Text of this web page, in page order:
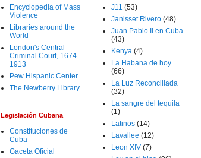
Encyclopedia of Mass
Violence
Libraries around the
World
London's Central
Criminal Court, 1674 -
1913
Pew Hispanic Center
The Newberry Library
Legislación Cubana
Constituciones de
Cuba
Gaceta Oficial
J11 (53)
Janisset Rivero (48)
Juan Pablo II en Cuba
(43)
Kenya (4)
La Habana de hoy
(66)
La Luz Reconciliada
(32)
La sangre del tequila
(1)
Latinos (14)
Lavallee (12)
Leon XIV (7)